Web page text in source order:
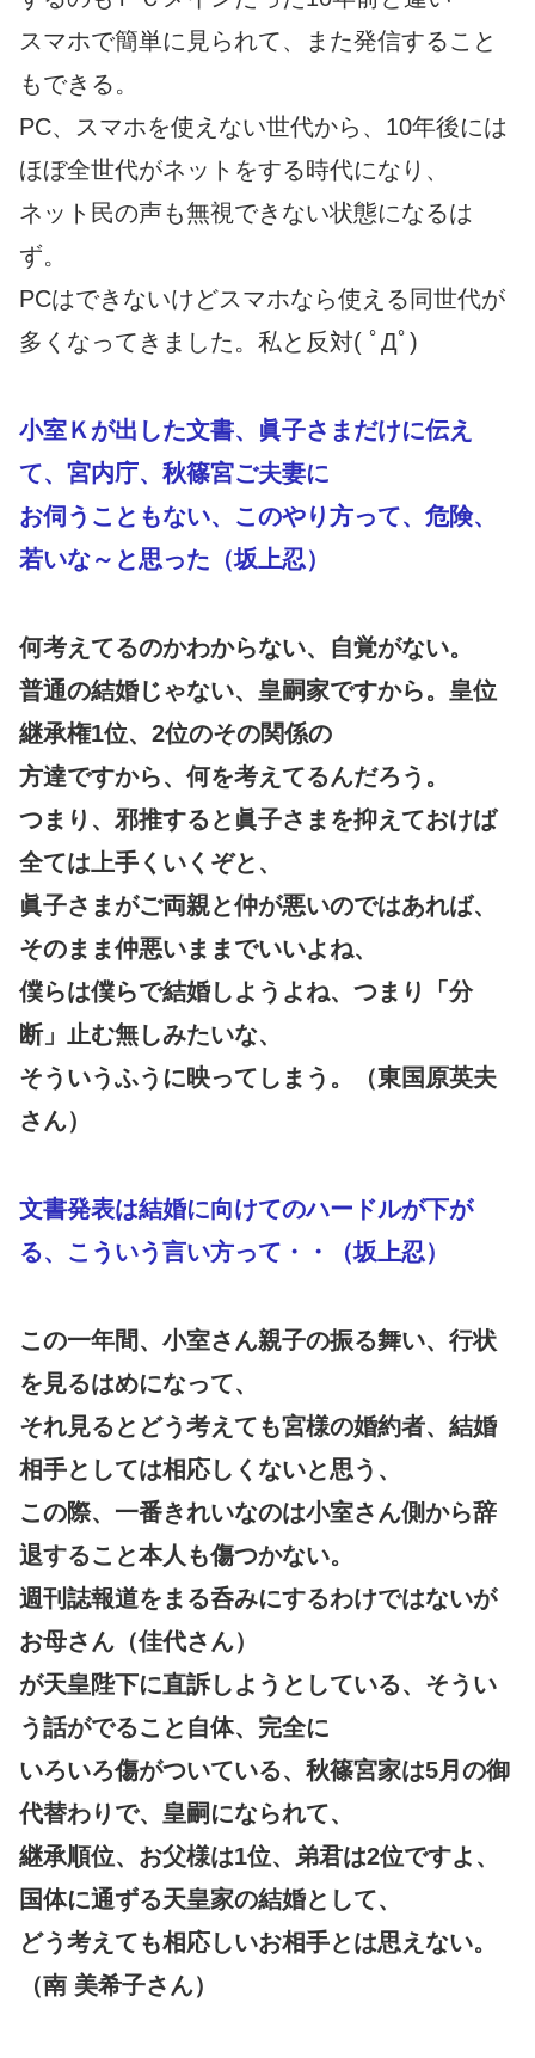
スマホで簡単に見られて、また発信すること
もできる。
PC、スマホを使えない世代から、10年後には
ほぼ全世代がネットをする時代になり、
ネット民の声も無視できない状態になるは
ず。
PCはできないけどスマホなら使える同世代が
多くなってきました。私と反対( ﾟДﾟ)
小室Ｋが出した文書、眞子さまだけに伝え
て、宮内庁、秋篠宮ご夫妻に
お伺うこともない、このやり方って、危険、
若いな～と思った（坂上忍）
何考えてるのかわからない、自覚がない。
普通の結婚じゃない、皇嗣家ですから。皇位
継承権1位、2位のその関係の
方達ですから、何を考えてるんだろう。
つまり、邪推すると眞子さまを抑えておけば
全ては上手くいくぞと、
眞子さまがご両親と仲が悪いのではあれば、
そのまま仲悪いままでいいよね、
僕らは僕らで結婚しようよね、つまり「分
断」止む無しみたいな、
そういうふうに映ってしまう。（東国原英夫
さん）
文書発表は結婚に向けてのハードルが下が
る、こういう言い方って・・（坂上忍）
この一年間、小室さん親子の振る舞い、行状
を見るはめになって、
それ見るとどう考えても宮様の婚約者、結婚
相手としては相応しくないと思う、
この際、一番きれいなのは小室さん側から辞
退すること本人も傷つかない。
週刊誌報道をまる呑みにするわけではないが
お母さん（佳代さん）
が天皇陛下に直訴しようとしている、そうい
う話がでること自体、完全に
いろいろ傷がついている、秋篠宮家は5月の御
代替わりで、皇嗣になられて、
継承順位、お父様は1位、弟君は2位ですよ、
国体に通ずる天皇家の結婚として、
どう考えても相応しいお相手とは思えない。
（南 美希子さん）